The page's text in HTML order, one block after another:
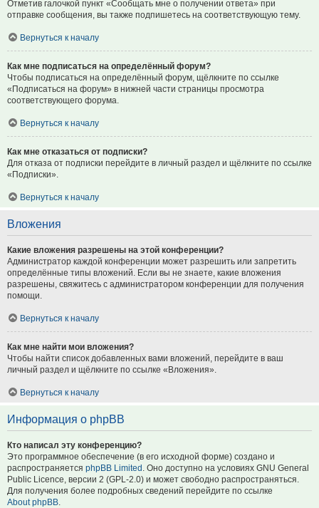
Отметив галочкой пункт «Сообщать мне о получении ответа» при
отправке сообщения, вы также подпишетесь на соответствующую тему.
Вернуться к началу
Как мне подписаться на определённый форум?
Чтобы подписаться на определённый форум, щёлкните по ссылке
«Подписаться на форум» в нижней части страницы просмотра
соответствующего форума.
Вернуться к началу
Как мне отказаться от подписки?
Для отказа от подписки перейдите в личный раздел и щёлкните по ссылке
«Подписки».
Вернуться к началу
Вложения
Какие вложения разрешены на этой конференции?
Администратор каждой конференции может разрешить или запретить
определённые типы вложений. Если вы не знаете, какие вложения
разрешены, свяжитесь с администратором конференции для получения
помощи.
Вернуться к началу
Как мне найти мои вложения?
Чтобы найти список добавленных вами вложений, перейдите в ваш
личный раздел и щёлкните по ссылке «Вложения».
Вернуться к началу
Информация о phpBB
Кто написал эту конференцию?
Это программное обеспечение (в его исходной форме) создано и
распространяется phpBB Limited . Оно доступно на условиях GNU General
Public Licence, версии 2 (GPL-2.0) и может свободно распространяться.
Для получения более подробных сведений перейдите по ссылке
About phpBB